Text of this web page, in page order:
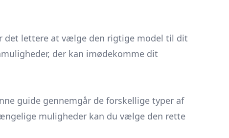
det lettere at vælge den rigtige model til dit
der kan imødekomme dit
guide gennemgår de forskellige typer af
muligheder kan du vælge den rette